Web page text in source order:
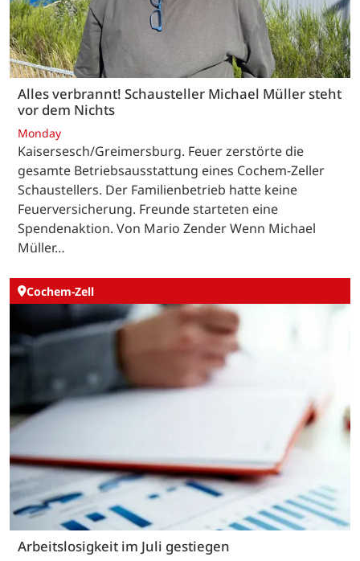
Alles verbrannt! Schausteller Michael Müller steht
vor dem Nichts
Monday
Kaisersesch/Greimersburg. Feuer zerstörte die
gesamte Betriebsausstattung eines Cochem-Zeller
Schaustellers. Der Familienbetrieb hatte keine
Feuerversicherung. Freunde starteten eine
Spendenaktion. Von Mario Zender Wenn Michael
Müller…
Cochem-Zell
Arbeitslosigkeit im Juli gestiegen